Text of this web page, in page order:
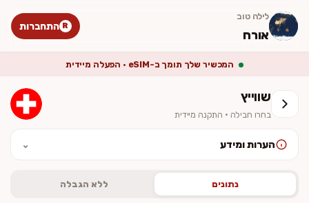
לילה טוב
אורח
R התחברות
המכשיר שלך תומך ב-eSIM · הפעלה מיידית
שווייץ
בחרו חבילה · התקנה מיידית
הערות ומידע ⌄
וכולל מע״מ. ההתקנה מיידית — לא נשלח כרטיס פיזי.
נתונים ללא הגבלה